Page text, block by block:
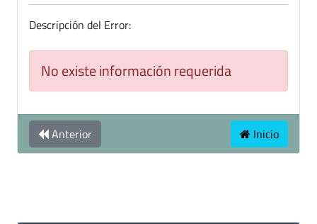
Descripción del Error:
No existe información requerida
Anterior Inicio